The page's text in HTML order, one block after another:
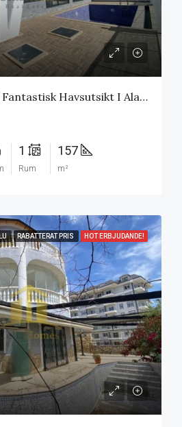
Lyxiga Villor Med Fantastisk Havsutsikt I Alanya
1
Rum
157
m²
RABATTERAT PRIS HOT ERBJUDANDE!